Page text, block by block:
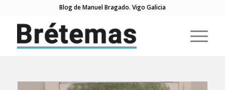
Blog de Manuel Bragado. Vigo Galicia